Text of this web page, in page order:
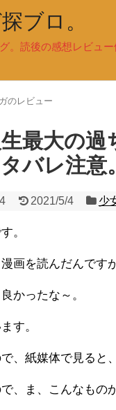
ブロ。
。読後の感想レビュー
のレビュー
生最大の
バレ注意
2021/5/4 少
。
画を読んだんです
かったな～。
す。
、紙媒体で見ると
、ま、こんなもの